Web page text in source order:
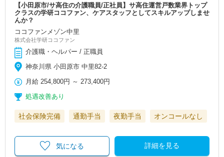
【小田原市/サ高住の介護職員/正社員】サ高住運営戸数業界トップ
クラスの学研ココファン、ケアスタッフとしてスキルアップしませ
んか？
ココファンメゾン中里
株式会社学研ココファン
介護職・ヘルパー / 正職員
神奈川県 小田原市 中里82-2
月給 254,800円 ～273,400円
処遇改善あり
社会保険完備 通勤手当 夜勤手当 オンコールなし
詳細を見る
気になる